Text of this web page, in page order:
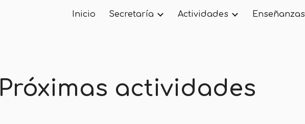
Skip to main content Skip to navigation
Inicio Secretaría Actividades Enseñanzas
Próximas actividades